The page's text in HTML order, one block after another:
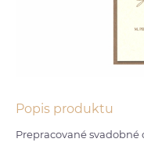
Popis produktu
Prepracované